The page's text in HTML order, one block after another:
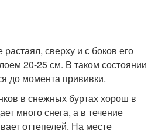
сверху и с боков его
20-25 см. В таком состоянии
до момента прививки.
в снежных буртах хорош в
много снега, а в течение
оттепелей. На месте